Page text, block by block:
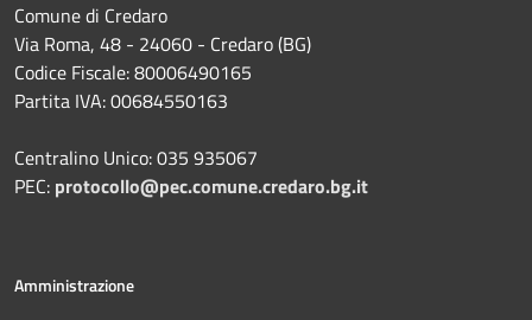
Comune di Credaro
Via Roma, 48 - 24060 - Credaro (BG)
Codice Fiscale: 80006490165
Partita IVA: 00684550163
Centralino Unico: 035 935067
PEC: protocollo@pec.comune.credaro.bg.it
Amministrazione